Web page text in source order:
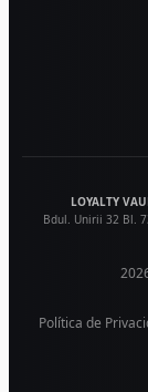
LOYALTY
Bdul. Unirii 32 Bl.
Política de